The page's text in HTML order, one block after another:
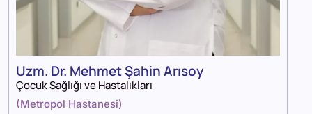
Uzm. Dr. Mehmet Şahin Arısoy
Çocuk Sağlığı ve Hastalıkları
(Metropol Hastanesi)